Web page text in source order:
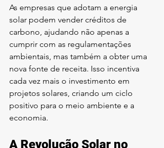
As empresas que adotam a energia
solar podem vender créditos de
carbono, ajudando não apenas a
cumprir com as regulamentações
ambientais, mas também a obter uma
nova fonte de receita. Isso incentiva
cada vez mais o investimento em
projetos solares, criando um ciclo
positivo para o meio ambiente e a
economia.
A Revolução Solar no